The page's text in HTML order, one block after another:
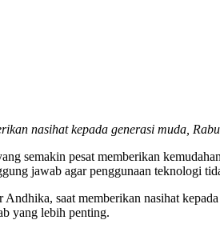
nasihat kepada generasi muda,
semakin pesat memberikan
jawab agar penggunaan teknologi
saat memberikan nasihat
yang lebih penting.